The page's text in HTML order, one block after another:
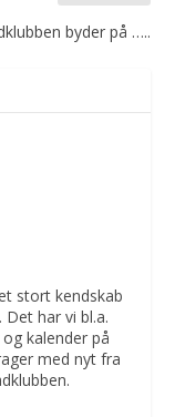
byder på …..
stort kendskab
har vi bl.a.
kalender på
med nyt fra